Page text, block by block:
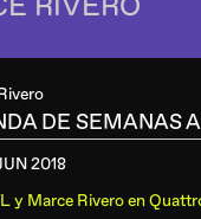
DE SEMANAS
2018
y Marce Riveroen